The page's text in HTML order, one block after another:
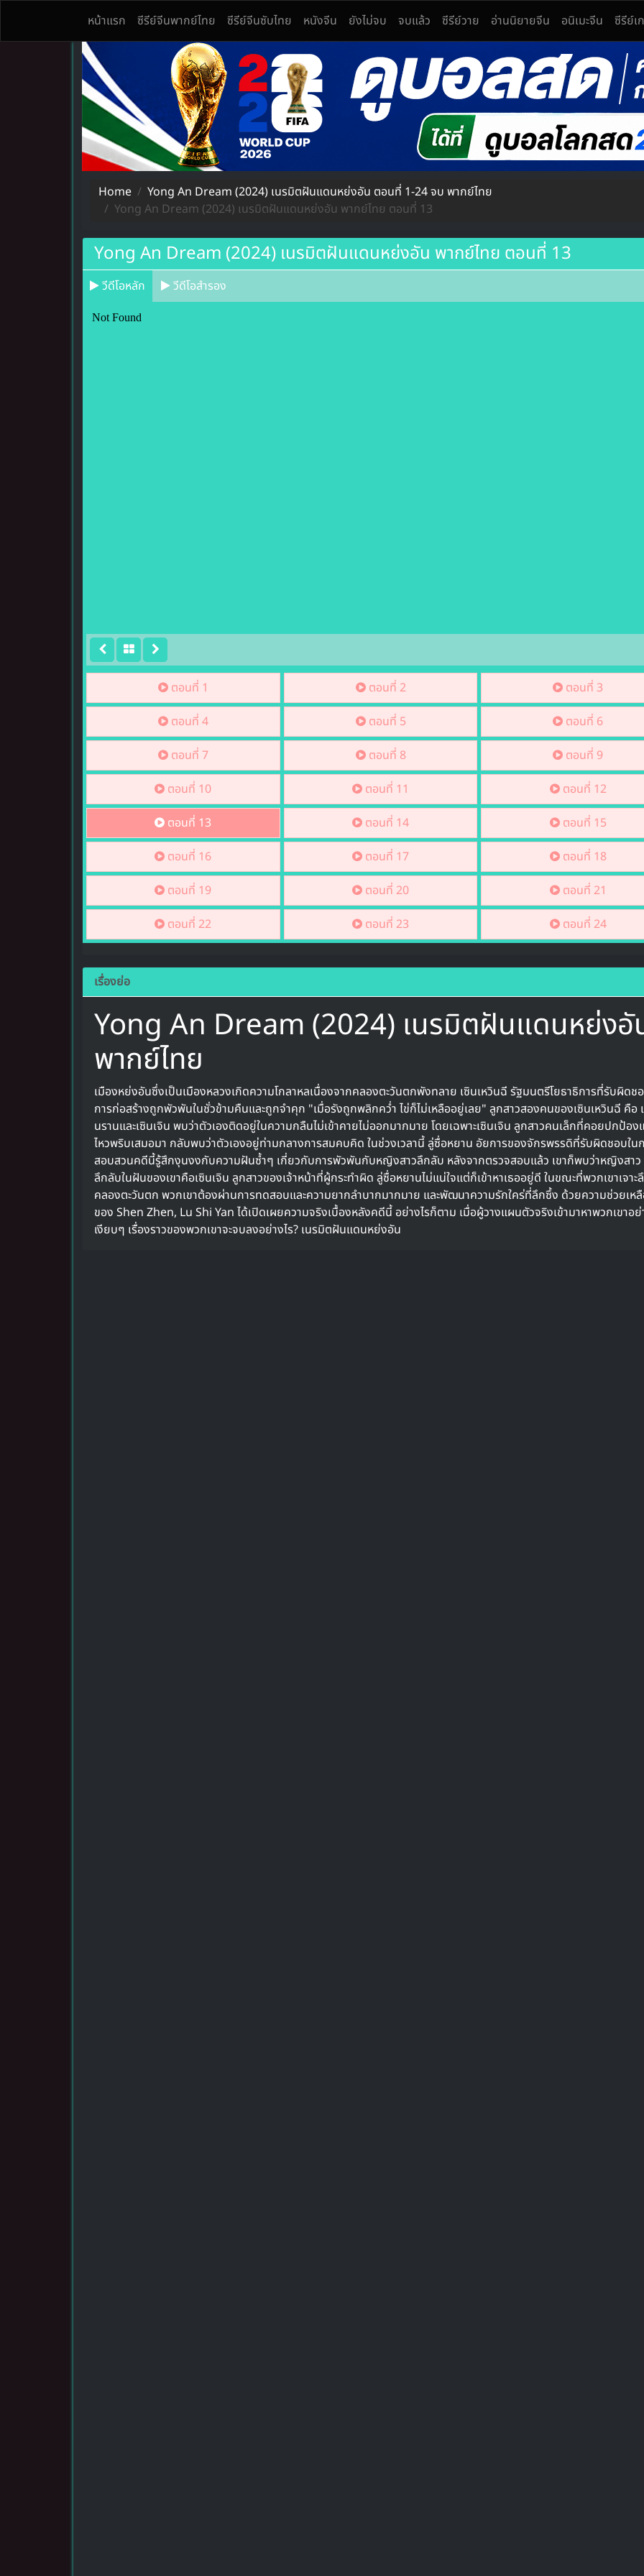
หน้าแรก ซีรีย์จีนพากย์ไทย ซีรีย์จีนซับไทย หนังจีน ยังไม่จบ จบแล้ว ซีรีย์วาย อ่านนิยายจีน อนิเมะจีน
ซีรีย์เ
ดูซีรีย์จีนออนไลน์ Seriesจีน แดนมังกร หลากหลายเรื่องให้ดูฟรี
ดูซีรีย์จีนออนไลน์ พากย์ไทย Seriesจีน ซับไทย ย้อนยุค แดนมังกร ซีรีส์กำลังภายใน ซีรีส์แฟนตาซี รักโรแมนติก ชิงบัลลังก์
Home
Yong An Dream (2024) เนรมิตฝันแดนหย่งอัน ตอนที่ 1-24 จบ พากย์ไทย
Yong An Dream (2024) เนรมิตฝันแดนหย่งอัน พากย์ไทย ตอนที่ 13
Yong An Dream (2024) เนรมิตฝันแดนหย่งอัน พากย์ไทย ตอนที่ 13
วีดีโอหลัก วีดีโอสำรอง
ตอนที่ 1 ตอนที่ 2
ตอนที่ 3
ตอนที่ 4
ตอนที่ 5
ตอนที่ 6
ตอนที่ 7
ตอนที่ 8
ตอนที่ 9
ตอนที่ 10
ตอนที่ 11
ตอนที่ 12
ตอนที่ 13
ตอนที่ 14
ตอนที่ 15
ตอนที่ 16
ตอนที่ 17
ตอนที่ 18
ตอนที่ 19
ตอนที่ 20
ตอนที่ 21
ตอนที่ 22
ตอนที่ 23 ตอนที่ 24
เรื่องย่อ
Yong An Dream (2024) เนรมิตฝันแดนหย่งอั
พากย์ไทย
เมืองหย่งอันซึ่งเป็นเมืองหลวงเกิดความโกลาหลเนื่องจากคลองตะวันตกพังทลาย เซินเหวินฉี รัฐมนตรีโยธาธิการที่รับผิดช
การก่อสร้างถูกพัวพันในชั่วข้ามคืนและถูกจำคุก "เมื่อรังถูกพลิกคว่ำ ไข่ก็ไม่เหลืออยู่เลย" ลูกสาวสองคนของเซินเหวินฉี คือ
นรานและเซินเจิน พบว่าตัวเองติดอยู่ในความกลืนไม่เข้าคายไม่ออกมากมาย โดยเฉพาะเซินเจิน ลูกสาวคนเล็กที่คอยปกป้อ
ไหวพริบเสมอมา กลับพบว่าตัวเองอยู่ท่ามกลางการสมคบคิด ในช่วงเวลานี้ ลู่ซื่อหยาน อัยการของจักรพรรดิที่รับผิดชอบใน
สอบสวนคดีนี้รู้สึกงุนงงกับความฝันซ้ำๆ เกี่ยวกับการพัวพันกับหญิงสาวลึกลับ หลังจากตรวจสอบแล้ว เขาก็พบว่าหญิงสาว
ลึกลับในฝันของเขาคือเซินเจิน ลูกสาวของเจ้าหน้าที่ผู้กระทำผิด ลู่ซื่อหยานไม่แน่ใจแต่ก็เข้าหาเธออยู่ดี ในขณะที่พวกเขาเจา
คลองตะวันตก พวกเขาต้องผ่านการทดสอบและความยากลำบากมากมาย และพัฒนาความรักใคร่ที่ลึกซึ้ง ด้วยความช่วยเห
ของ Shen Zhen, Lu Shi Yan ได้เปิดเผยความจริงเบื้องหลังคดีนี้ อย่างไรก็ตาม เมื่อผู้วางแผนตัวจริงเข้ามาหาพวกเขาอ
เงียบๆ เรื่องราวของพวกเขาจะจบลงอย่างไร? เนรมิตฝันแดนหย่งอัน